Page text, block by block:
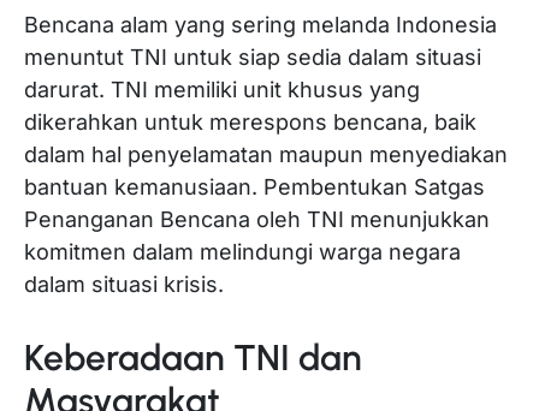
Bencana alam yang sering melanda Indonesia
menuntut TNI untuk siap sedia dalam situasi
darurat. TNI memiliki unit khusus yang
dikerahkan untuk merespons bencana, baik
dalam hal penyelamatan maupun menyediakan
bantuan kemanusiaan. Pembentukan Satgas
Penanganan Bencana oleh TNI menunjukkan
komitmen dalam melindungi warga negara
dalam situasi krisis.
Keberadaan TNI dan
Masyarakat